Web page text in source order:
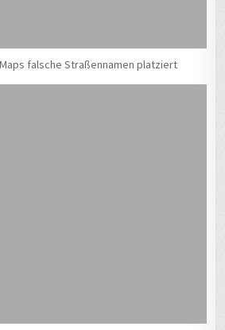
falsche Straßennamen platziert